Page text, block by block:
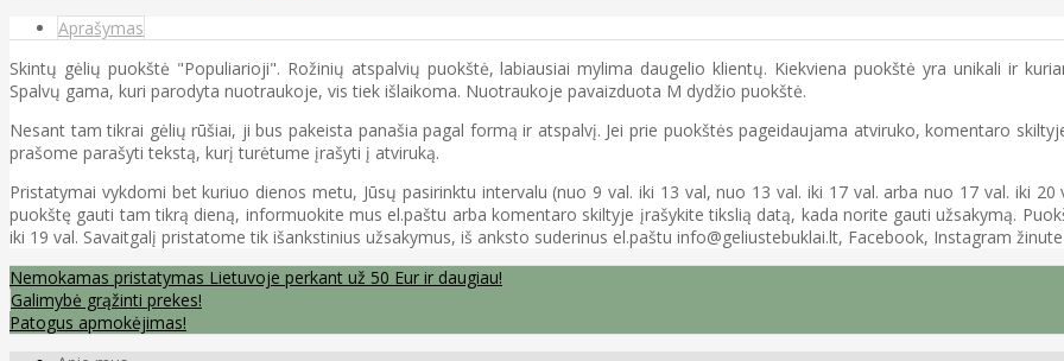
Aprašymas
Skintų gėlių puokštė "Populiarioji". Rožinių atspalvių puokštė, labiausiai mylima daugelio klientų. Kiekviena puokštė yra unikali ir
Spalvų gama, kuri parodyta nuotraukoje, vis tiek išlaikoma. Nuotraukoje pavaizduota M dydžio puokštė.
Nesant tam tikrai gėlių rūšiai, ji bus pakeista panašia pagal formą ir atspalvį. Jei prie puokštės pageidaujama atviruko, komentaro
prašome parašyti tekstą, kurį turėtume įrašyti į atviruką.
Pristatymai vykdomi bet kuriuo dienos metu, Jūsų pasirinktu intervalu (nuo 9 val. iki 13 val, nuo 13 val. iki 17 val. arba nuo 17 val. iki
puokštę gauti tam tikrą dieną, informuokite mus el.paštu arba komentaro skiltyje įrašykite tikslią datą, kada norite gauti užsakymą.
iki 19 val. Savaitgalį pristatome tik išankstinius užsakymus, iš anksto suderinus el.paštu info@geliustebuklai.lt, Facebook, Instagram
Nemokamas pristatymas Lietuvoje perkant už 50 Eur ir daugiau!
Galimybė grąžinti prekes!
Patogus apmokėjimas!